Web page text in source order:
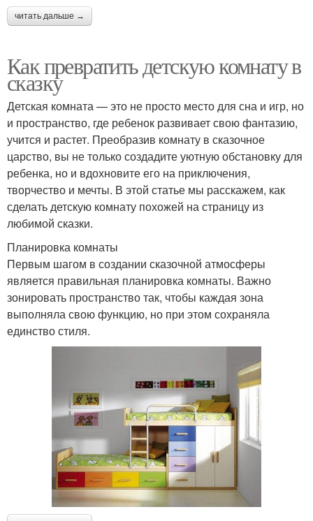
читать дальше →
Как превратить детскую комнату в
сказку
Детская комната — это не просто место для сна и игр, но
и пространство, где ребенок развивает свою фантазию,
учится и растет. Преобразив комнату в сказочное
царство, вы не только создадите уютную обстановку для
ребенка, но и вдохновите его на приключения,
творчество и мечты. В этой статье мы расскажем, как
сделать детскую комнату похожей на страницу из
любимой сказки.
Планировка комнаты
Первым шагом в создании сказочной атмосферы
является правильная планировка комнаты. Важно
зонировать пространство так, чтобы каждая зона
выполняла свою функцию, но при этом сохраняла
единство стиля.